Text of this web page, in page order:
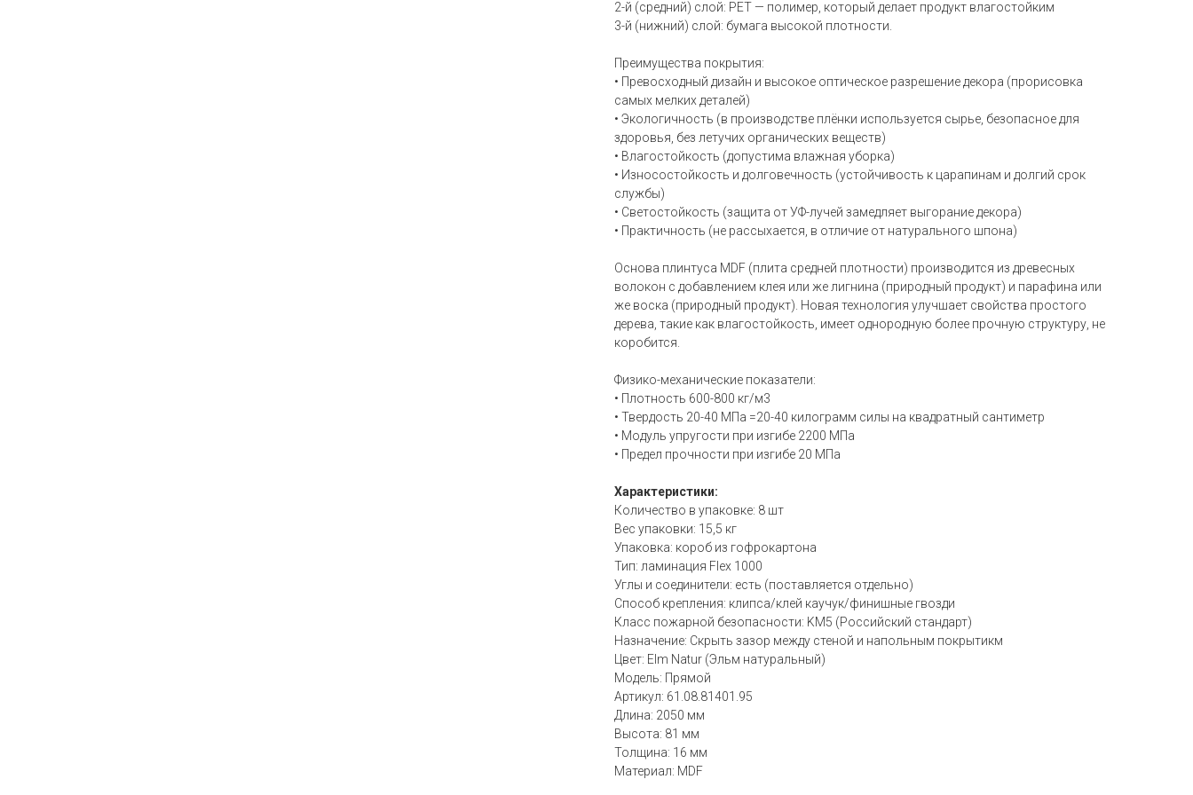
2-й (средний) слой: PET — полимер, который делает продукт влагостойким
3-й (нижний) слой: бумага высокой плотности.
Преимущества покрытия:
• Превосходный дизайн и высокое оптическое разрешение декора (прорисовка
самых мелких деталей)
• Экологичность (в производстве плёнки используется сырье, безопасное для
здоровья, без летучих органических веществ)
• Влагостойкость (допустима влажная уборка)
• Износостойкость и долговечность (устойчивость к царапинам и долгий срок
службы)
• Светостойкость (защита от УФ-лучей замедляет выгорание декора)
• Практичность (не рассыхается, в отличие от натурального шпона)
Основа плинтуса MDF (плита средней плотности) производится из древесных
волокон с добавлением клея или же лигнина (природный продукт) и парафина или
же воска (природный продукт). Новая технология улучшает свойства простого
дерева, такие как влагостойкость, имеет однородную более прочную структуру, не
коробится.
Физико-механические показатели:
• Плотность 600-800 кг/м3
• Твердость 20-40 МПа =20-40 килограмм силы на квадратный сантиметр
• Модуль упругости при изгибе 2200 МПа
• Предел прочности при изгибе 20 МПа
Характеристики:
Количество в упаковке: 8 шт
Вес упаковки: 15,5 кг
Упаковка: короб из гофрокартона
Тип: ламинация Flex 1000
Углы и соединители: есть (поставляется отдельно)
Способ крепления: клипса/клей каучук/финишные гвозди
Класс пожарной безопасности: KM5 (Российский стандарт)
Назначение: Скрыть зазор между стеной и напольным покрытикм
Цвет: Elm Natur (Эльм натуральный)
Модель: Прямой
Артикул: 61.08.81401.95
Длина: 2050 мм
Высота: 81 мм
Толщина: 16 мм
Материал: MDF